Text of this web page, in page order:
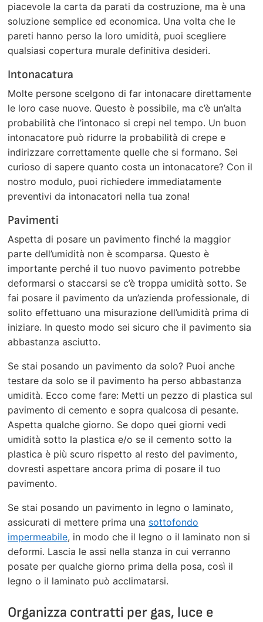
piacevole la carta da parati da costruzione, ma è una
soluzione semplice ed economica. Una volta che le
pareti hanno perso la loro umidità, puoi scegliere
qualsiasi copertura murale definitiva desideri.
Intonacatura
Molte persone scelgono di far intonacare direttamente
le loro case nuove. Questo è possibile, ma c’è un’alta
probabilità che l’intonaco si crepi nel tempo. Un buon
intonacatore può ridurre la probabilità di crepe e
indirizzare correttamente quelle che si formano. Sei
curioso di sapere quanto costa un intonacatore? Con il
nostro modulo, puoi richiedere immediatamente
preventivi da intonacatori nella tua zona!
Pavimenti
Aspetta di posare un pavimento finché la maggior
parte dell’umidità non è scomparsa. Questo è
importante perché il tuo nuovo pavimento potrebbe
deformarsi o staccarsi se c’è troppa umidità sotto. Se
fai posare il pavimento da un’azienda professionale, di
solito effettuano una misurazione dell’umidità prima di
iniziare. In questo modo sei sicuro che il pavimento sia
abbastanza asciutto.
Se stai posando un pavimento da solo? Puoi anche
testare da solo se il pavimento ha perso abbastanza
umidità. Ecco come fare: Metti un pezzo di plastica sul
pavimento di cemento e sopra qualcosa di pesante.
Aspetta qualche giorno. Se dopo quei giorni vedi
umidità sotto la plastica e/o se il cemento sotto la
plastica è più scuro rispetto al resto del pavimento,
dovresti aspettare ancora prima di posare il tuo
pavimento.
Se stai posando un pavimento in legno o laminato,
assicurati di mettere prima una sottofondo
impermeabile, in modo che il legno o il laminato non si
deformi. Lascia le assi nella stanza in cui verranno
posate per qualche giorno prima della posa, così il
legno o il laminato può acclimatarsi.
Organizza contratti per gas, luce e